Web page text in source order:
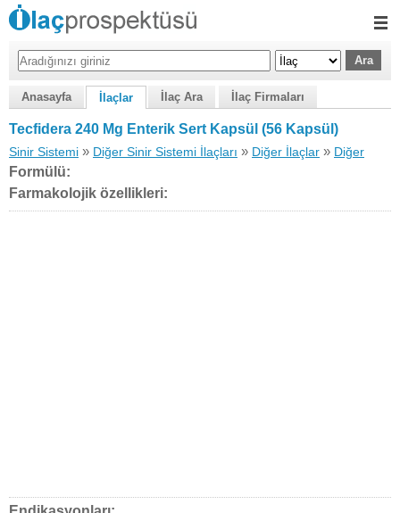
Anasayfa İlaçlar İlaç Ara İlaç Firmaları
Tecfidera 240 Mg Enterik Sert Kapsül (56 Kapsül)
Sinir Sistemi » Diğer Sinir Sistemi İlaçları » Diğer İlaçlar » Diğer
Formülü:
Farmakolojik özellikleri: